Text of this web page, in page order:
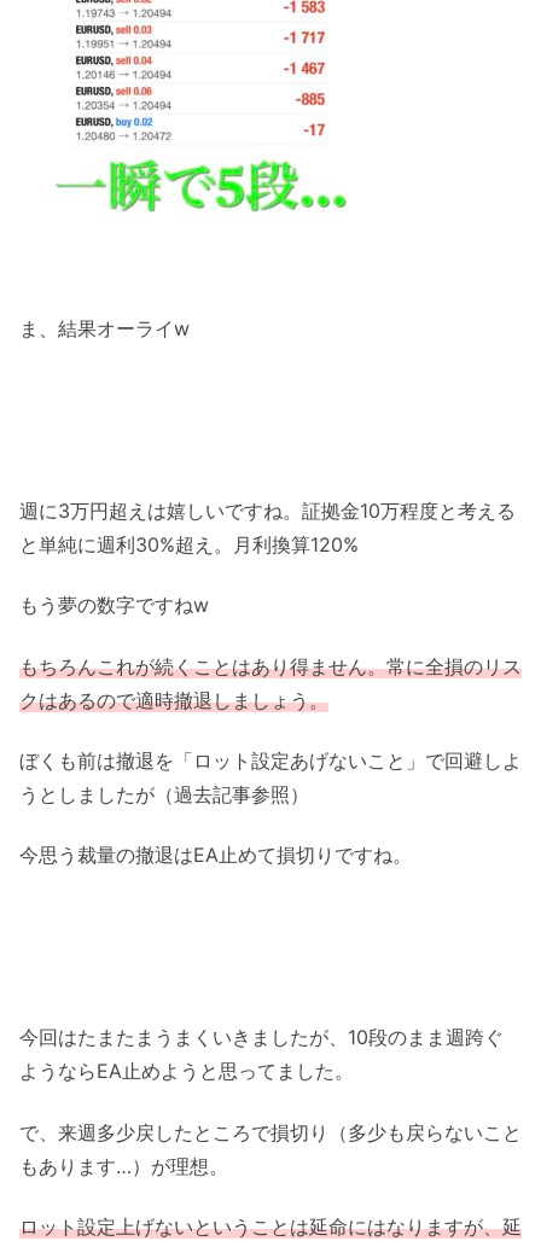
ま、結果オーライw
週に3万円超えは嬉しいですね。証拠金10万程度と考える
と単純に週利30%超え。月利換算120%
もう夢の数字ですねw
もちろんこれが続くことはあり得ません。常に全損のリス
クはあるので適時撤退しましょう。
ぼくも前は撤退を「ロット設定あげないこと」で回避しよ
うとしましたが（過去記事参照）
今思う裁量の撤退はEA止めて損切りですね。
今回はたまたまうまくいきましたが、10段のまま週跨ぐ
ようならEA止めようと思ってました。
で、来週多少戻したところで損切り（多少も戻らないこと
もあります…）が理想。
ロット設定上げないということは延命にはなりますが、延